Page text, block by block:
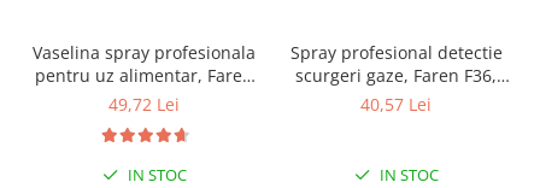
Vaselina spray profesionala
pentru uz alimentar, Faren
F78, 400ml
49,72 Lei
IN STOC
Spray profesional detectie
scurgeri gaze, Faren F36,
400ml
40,57 Lei
IN STOC